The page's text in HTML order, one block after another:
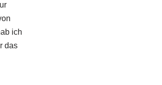
ich
das